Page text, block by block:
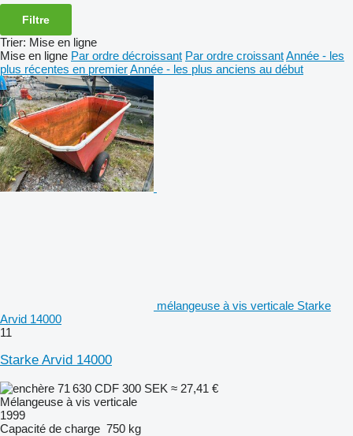
Filtre
Trier: Mise en ligne
Mise en ligne Par ordre décroissant Par ordre croissantAnnée - les
plus récentes en premierAnnée - les plus anciens au début
mélangeuse à vis verticale Starke
Arvid 14000
11
Starke Arvid 14000
71 630 CDF 300 SEK ≈ 27,41 €
Mélangeuse à vis verticale
1999
Capacité de charge 750 kg